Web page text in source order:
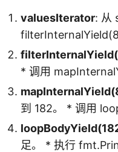
valuesIterator: 从
* 调用
到 182。 * 调用
足。 * 执行